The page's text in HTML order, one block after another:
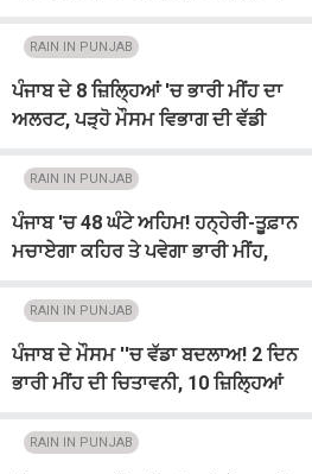
RAIN IN PUNJAB
ਪੰਜਾਬ ਦੇ 8 ਜ਼ਿਲ੍ਹਿਆਂ 'ਚ ਭਾਰੀ ਮੀਂਹ ਦਾ
ਅਲਰਟ, ਪੜ੍ਹੋ ਮੌਸਮ ਵਿਭਾਗ ਦੀ ਵੱਡੀ
RAIN IN PUNJAB
ਪੰਜਾਬ 'ਚ 48 ਘੰਟੇ ਅਹਿਮ! ਹਨ੍ਹੇਰੀ-ਤੂਫ਼ਾਨ
ਮਚਾਏਗਾ ਕਹਿਰ ਤੇ ਪਵੇਗਾ ਭਾਰੀ ਮੀਂਹ,
RAIN IN PUNJAB
ਪੰਜਾਬ ਦੇ ਮੌਸਮ ''ਚ ਵੱਡਾ ਬਦਲਾਅ! 2 ਦਿਨ
ਭਾਰੀ ਮੀਂਹ ਦੀ ਚਿਤਾਵਨੀ, 10 ਜ਼ਿਲ੍ਹਿਆਂ
RAIN IN PUNJAB